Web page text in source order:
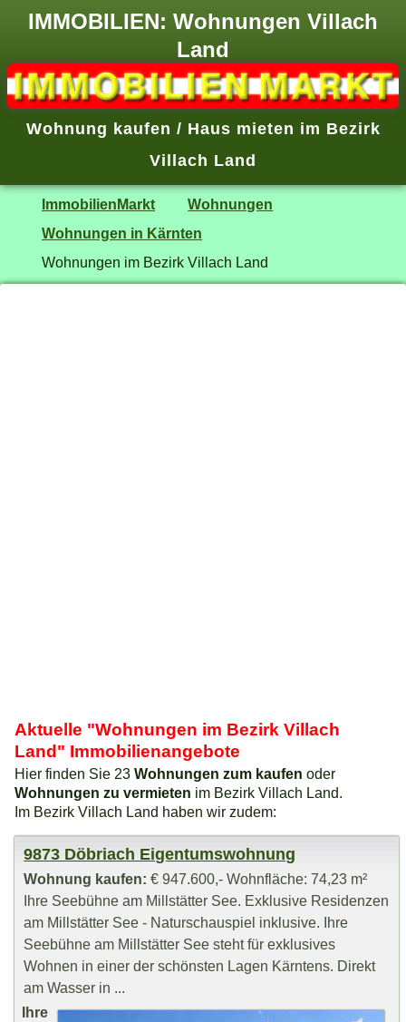
IMMOBILIEN: Wohnungen Villach
Land
Wohnung kaufen / Haus mieten im Bezirk
Villach Land
ImmobilienMarkt
Wohnungen
Wohnungen in Kärnten
Wohnungen im Bezirk Villach Land
Aktuelle "Wohnungen im Bezirk Villach
Land" Immobilienangebote
Hier finden Sie 23Wohnungen zum kaufen oder
Wohnungen zu vermieten im Bezirk Villach Land.
Im Bezirk Villach Land haben wir zudem:
9873 Döbriach Eigentumswohnung
Wohnung kaufen: € 947.600,- Wohnfläche: 74,23 m²
Ihre Seebühne am Millstätter See. Exklusive Residenzen
am Millstätter See - Naturschauspiel inklusive. Ihre
Seebühne am Millstätter See steht für exklusives
Wohnen in einer der schönsten Lagen Kärntens. Direkt
am Wasser in ...
Ihre